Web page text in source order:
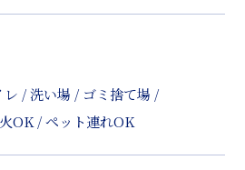
レ / 洗い場 / ゴミ捨て場 /
OK / ペット連れOK